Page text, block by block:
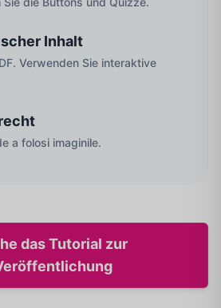
Inhalt
Verwenden Sie interaktive
a folosi imaginile.
das Tutorial zur